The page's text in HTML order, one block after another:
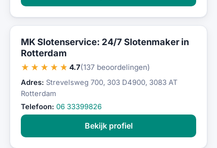
MK Slotenservice: 24/7 Slotenmaker in
Rotterdam
★★★★★ 4.7(137 beoordelingen)
Adres: Strevelsweg 700, 303 D4900, 3083 AT
Rotterdam
Telefoon: 06 33399826
Bekijk profiel